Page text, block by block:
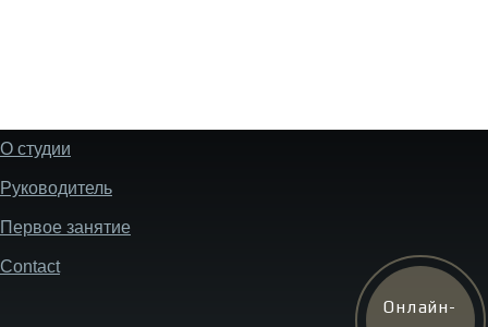
Footer
О студии
Руководитель
Первое занятие
Contact
Онлайн-